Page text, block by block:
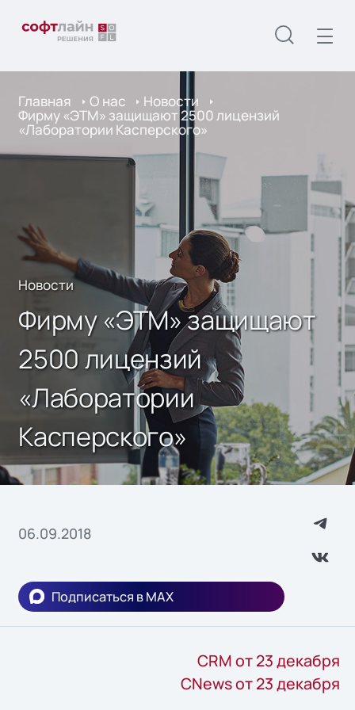
Главная О нас Новости
Фирму «ЭТМ» защищают 2500 лицензий
«Лаборатории Касперского»
Новости
Фирму «ЭТМ» защищают
2500 лицензий
«Лаборатории
Касперского»
06.09.2018
Подписаться в MAX
CRM от 23 декабря
CNews от 23 декабря